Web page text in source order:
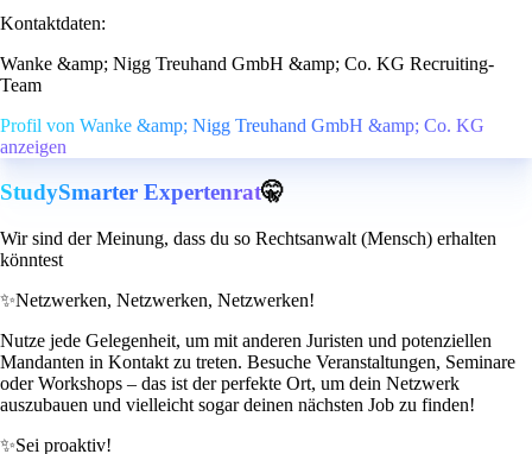
Kontaktdaten:
Wanke &amp; Nigg Treuhand GmbH &amp; Co. KG Recruiting-
Team
Profil von Wanke &amp; Nigg Treuhand GmbH &amp; Co. KG
anzeigen
StudySmarter Expertenrat🤫
Wir sind der Meinung, dass du so Rechtsanwalt (Mensch) erhalten
könntest
✨Netzwerken, Netzwerken, Netzwerken!
Nutze jede Gelegenheit, um mit anderen Juristen und potenziellen
Mandanten in Kontakt zu treten. Besuche Veranstaltungen, Seminare
oder Workshops – das ist der perfekte Ort, um dein Netzwerk
auszubauen und vielleicht sogar deinen nächsten Job zu finden!
✨Sei proaktiv!